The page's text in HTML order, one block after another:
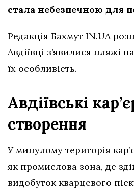
стала небезпечною для
Редакція Бахмут IN.UA
Авдіївці з’явилися пляжі
їх особливість.
Авдіївські
створення
У минулому територія
як промислова зона, де
видобуток кварцевого